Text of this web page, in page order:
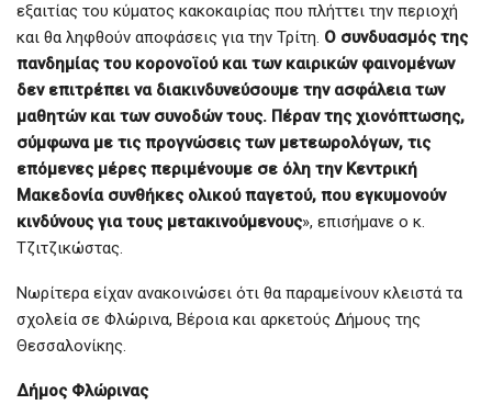
εξαιτίας του κύματος κακοκαιρίας που πλήττει την περιοχή
και θα ληφθούν αποφάσεις για την Τρίτη. Ο συνδυασμός της
πανδημίας του κορoνοϊού και των καιρικών φαινομένων
δεν επιτρέπει να διακινδυνεύσουμε την ασφάλεια των
μαθητών και των συνοδών τους. Πέραν της χιονόπτωσης,
σύμφωνα με τις προγνώσεις των μετεωρολόγων, τις
επόμενες μέρες περιμένουμε σε όλη την Κεντρική
Μακεδονία συνθήκες ολικού παγετού, που εγκυμονούν
κινδύνους για τους μετακινούμενους», επισήμανε ο κ.
Τζιτζικώστας.
Νωρίτερα είχαν ανακοινώσει ότι θα παραμείνουν κλειστά τα
σχολεία σε Φλώρινα, Βέροια και αρκετούς Δήμους της
Θεσσαλονίκης.
Δήμος Φλώρινας